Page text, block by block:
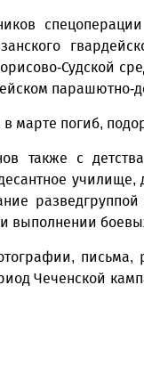
Судской
парашютно-
марте погиб,
также с
выполнении
письма,
Чеченской